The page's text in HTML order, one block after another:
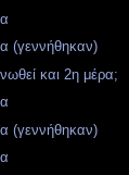
(γεννήθηκαν)
και 2η μέρα;
(γεννήθηκαν)